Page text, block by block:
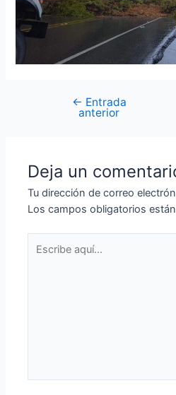
← Entrada
anterior
Deja un
Tu dirección de correo
Los campos obligatorios